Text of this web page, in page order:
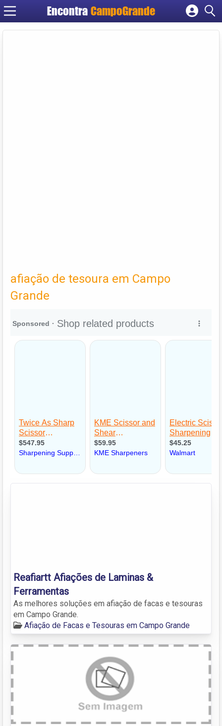
Encontra CampoGrande
Cadastrar empresa
afiação de tesoura em Campo
Grande
Reafiartt Afiações de Laminas &
Ferramentas
As melhores soluções em afiação de facas e tesouras
em Campo Grande.
Afiação de Facas e Tesouras em Campo Grande